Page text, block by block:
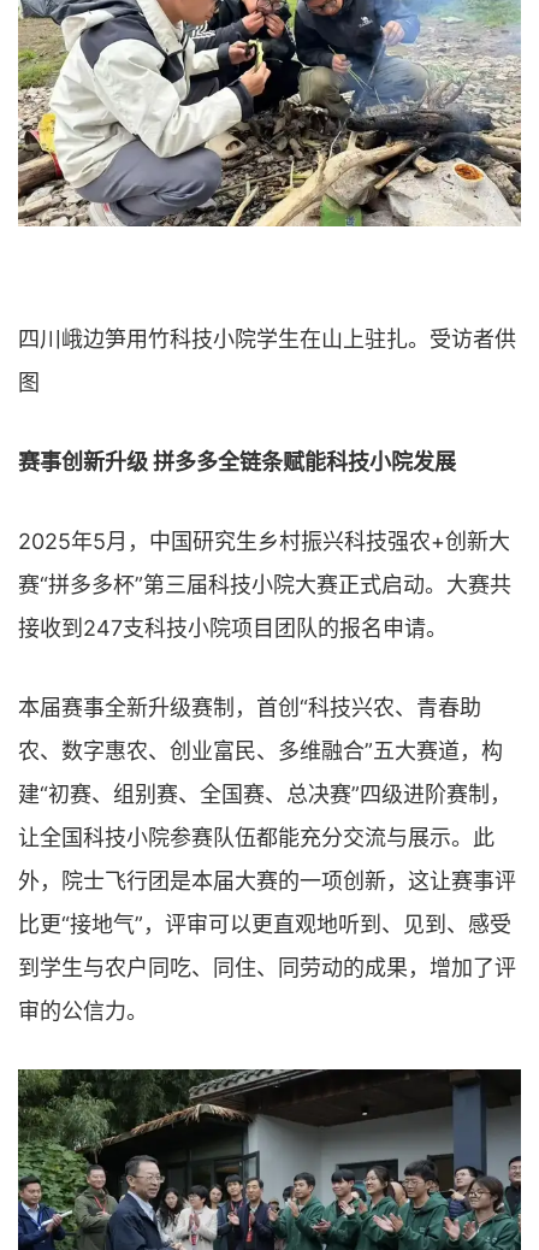
四川峨边笋用竹科技小院学生在山上驻扎。受访者供
图
赛事创新升级 拼多多全链条赋能科技小院发展
2025年5月，中国研究生乡村振兴科技强农+创新大
赛“拼多多杯”第三届科技小院大赛正式启动。大赛共
接收到247支科技小院项目团队的报名申请。
本届赛事全新升级赛制，首创“科技兴农、青春助
农、数字惠农、创业富民、多维融合”五大赛道，构
建“初赛、组别赛、全国赛、总决赛”四级进阶赛制，
让全国科技小院参赛队伍都能充分交流与展示。此
外，院士飞行团是本届大赛的一项创新，这让赛事评
比更“接地气”，评审可以更直观地听到、见到、感受
到学生与农户同吃、同住、同劳动的成果，增加了评
审的公信力。